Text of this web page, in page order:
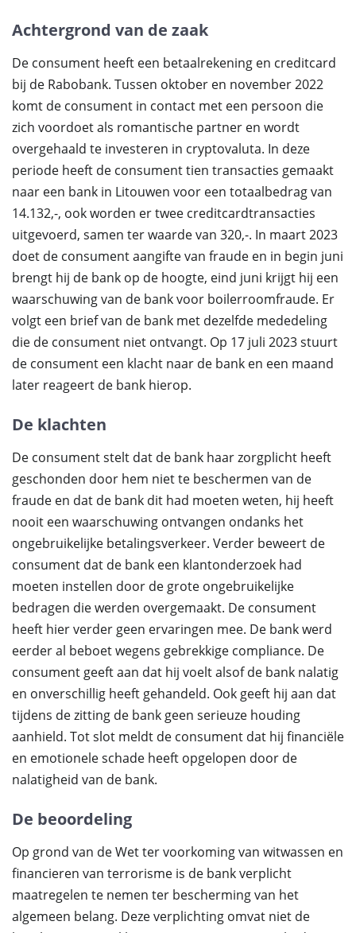
Achtergrond van de zaak
De consument heeft een betaalrekening en creditcard
bij de Rabobank. Tussen oktober en november 2022
komt de consument in contact met een persoon die
zich voordoet als romantische partner en wordt
overgehaald te investeren in cryptovaluta. In deze
periode heeft de consument tien transacties gemaakt
naar een bank in Litouwen voor een totaalbedrag van
14.132,-, ook worden er twee creditcardtransacties
uitgevoerd, samen ter waarde van 320,-. In maart 2023
doet de consument aangifte van fraude en in begin juni
brengt hij de bank op de hoogte, eind juni krijgt hij een
waarschuwing van de bank voor boilerroomfraude. Er
volgt een brief van de bank met dezelfde mededeling
die de consument niet ontvangt. Op 17 juli 2023 stuurt
de consument een klacht naar de bank en een maand
later reageert de bank hierop.
De klachten
De consument stelt dat de bank haar zorgplicht heeft
geschonden door hem niet te beschermen van de
fraude en dat de bank dit had moeten weten, hij heeft
nooit een waarschuwing ontvangen ondanks het
ongebruikelijke betalingsverkeer. Verder beweert de
consument dat de bank een klantonderzoek had
moeten instellen door de grote ongebruikelijke
bedragen die werden overgemaakt. De consument
heeft hier verder geen ervaringen mee. De bank werd
eerder al beboet wegens gebrekkige compliance. De
consument geeft aan dat hij voelt alsof de bank nalatig
en onverschillig heeft gehandeld. Ook geeft hij aan dat
tijdens de zitting de bank geen serieuze houding
aanhield. Tot slot meldt de consument dat hij financiële
en emotionele schade heeft opgelopen door de
nalatigheid van de bank.
De beoordeling
Op grond van de Wet ter voorkoming van witwassen en
financieren van terrorisme is de bank verplicht
maatregelen te nemen ter bescherming van het
algemeen belang. Deze verplichting omvat niet de